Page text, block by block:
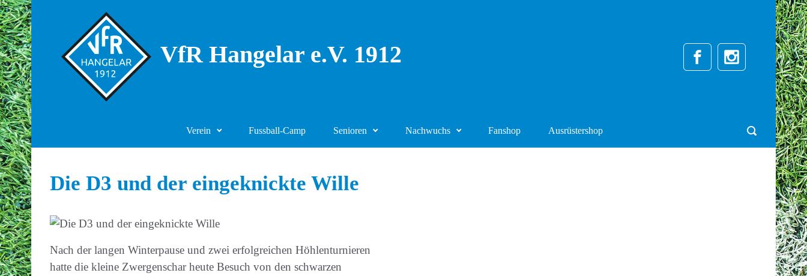
Zum Hauptinhalt springen
VfR Hangelar e.V. 1912
Verein Fussball-Camp Senioren Nachwuchs Fanshop Ausrüstershop
Die D3 und der eingeknickte Wille
Nach der langen Winterpause und zwei erfolgreichen Höhlenturnieren
hatte die kleine Zwergenschar heute Besuch von den schwarzen